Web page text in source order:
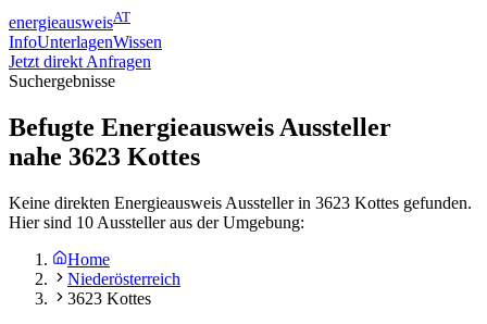
energieausweisAT
InfoUnterlagenWissen
Jetzt direkt Anfragen
Suchergebnisse
Befugte Energieausweis Aussteller
nahe 3623 Kottes
Keine direkten Energieausweis Aussteller in 3623 Kottes gefunden.
Hier sind 10 Aussteller aus der Umgebung:
Home
Niederösterreich
3623 Kottes